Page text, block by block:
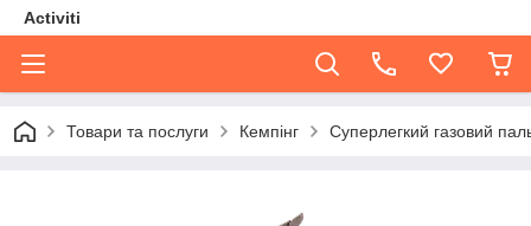
Activiti
Товари та послуги Кемпінг Суперлегкий газовий